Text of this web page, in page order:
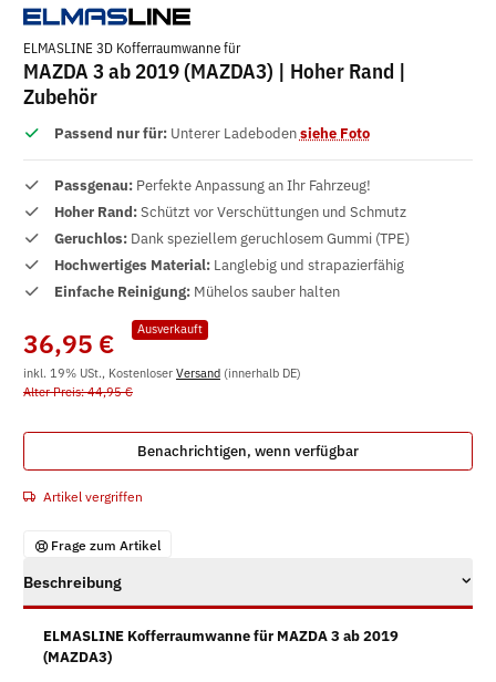
ELMASLINE 3D Kofferraumwanne für
MAZDA 3 ab 2019 (MAZDA3) | Hoher Rand |
Zubehör
Passend nur für: Unterer Ladebodensiehe Foto
Passgenau: Perfekte Anpassung an Ihr Fahrzeug!
Hoher Rand:Schützt vor Verschüttungen und Schmutz
Geruchlos: Dank speziellem geruchlosem Gummi (TPE)
Hochwertiges Material: Langlebig und strapazierfähig
Einfache Reinigung: Mühelos sauber halten
Ausverkauft
36,95 €
inkl. 19% USt., Kostenloser Versand (innerhalb DE)
Alter Preis: 44,95 €
Benachrichtigen, wenn verfügbar
Artikel vergriffen
Frage zum Artikel
Beschreibung
ELMASLINE Kofferraumwanne für MAZDA 3 ab 2019
(MAZDA3)